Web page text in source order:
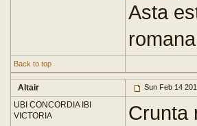
Asta
Back to top
Altair Sun Feb 14
UBI CONCORDIA IBI
VICTORIA
Crunta